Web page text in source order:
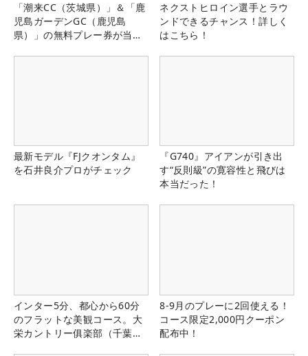
「潮来CC（茨城県）」＆「鹿
児島ガーデンGC（鹿児島
県）」の無料プレー券が当た
ネクストヒロイン選手とラウ
ンドできるチャンス！詳しく
はこちら！
最新モデル『FJクオンタム』
を石井良介プロがチェック
『G740』アイアンが引き出
す“反則級”の寛容性と飛びは
本当だった！
インター5分、都心から60分
のフラットな美観コース。大
栄カントリー俱楽部（千葉
8-9月のプレーに2回使える！
コース限定2,000円クーポン
配布中！